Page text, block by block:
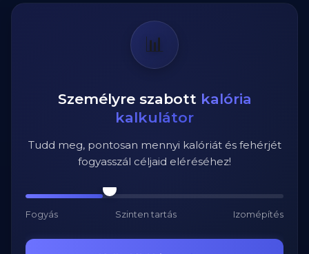
📊
Személyre szabott kalória
kalkulátor
Tudd meg, pontosan mennyi kalóriát és fehérjét
fogyasszál céljaid eléréséhez!
Fogyás Szinten tartás Izomépítés